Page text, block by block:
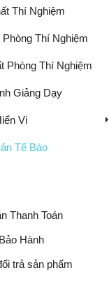
Thí Nghiệm
Phòng Thí Nghiệm
Phòng Thí Nghiệm
Giảng Dạy
Vi
Tế Bào
Thanh Toán
Hành
trả sản phẩm